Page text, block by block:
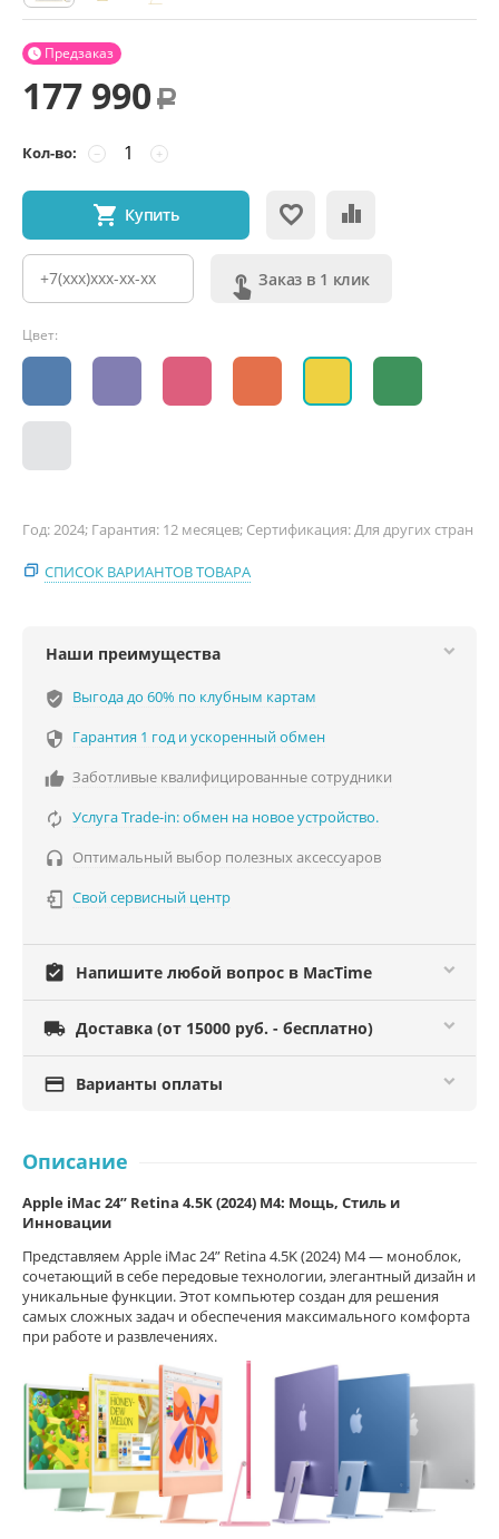
Предзаказ

177 990 Р
Кол-во: +
−
Купить
Заказ в 1 клик
Цвет:
Год: 2024; Гарантия: 12 месяцев; Сертификация: Для других стран
СПИСОК ВАРИАНТОВ ТОВАРА
Наши преимущества
verified_user Выгода до 60% по клубным картам
 Гарантия 1 год и ускоренный обмен
 Заботливые квалифицированные сотрудники
 Услуга Trade-in: обмен на новое устройство.
 Оптимальный выбор полезных аксессуаров
 Свой сервисный центр
assignment_turned_in Напишите любой вопрос в MacTime
 Доставка (от 15000 руб. - бесплатно)
 Варианты оплаты
Описание
Apple iMac 24” Retina 4.5K (2024) M4: Мощь, Стиль и
Инновации
Представляем Apple iMac 24” Retina 4.5K (2024) M4 — моноблок,
сочетающий в себе передовые технологии, элегантный дизайн и
уникальные функции. Этот компьютер создан для решения
самых сложных задач и обеспечения максимального комфорта
при работе и развлечениях.